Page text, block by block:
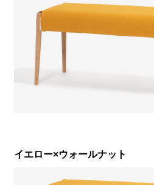
イエロー×ウォールナット